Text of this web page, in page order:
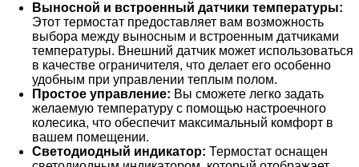
Выносной и встроенный датчики температуры:
Этот термостат предоставляет вам возможность
выбора между выносным и встроенным датчиками
температуры. Внешний датчик может использоваться
в качестве ограничителя, что делает его особенно
удобным при управлении теплым полом.
Простое управление: Вы сможете легко задать
желаемую температуру с помощью настроечного
колесика, что обеспечит максимальный комфорт в
вашем помещении.
Светодиодный индикатор: Термостат оснащен